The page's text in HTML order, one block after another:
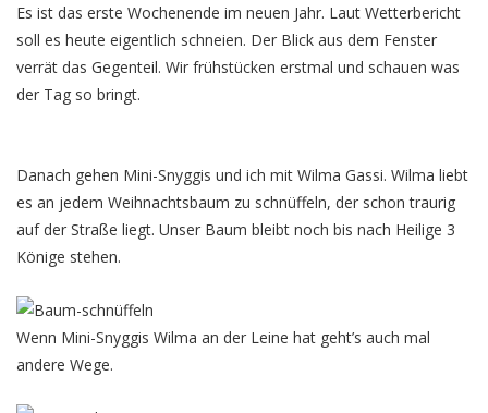
Es ist das erste Wochenende im neuen Jahr. Laut Wetterbericht
soll es heute eigentlich schneien. Der Blick aus dem Fenster
verrät das Gegenteil. Wir frühstücken erstmal und schauen was
der Tag so bringt.
Danach gehen Mini-Snyggis und ich mit Wilma Gassi. Wilma liebt
es an jedem Weihnachtsbaum zu schnüffeln, der schon traurig
auf der Straße liegt. Unser Baum bleibt noch bis nach Heilige 3
Könige stehen.
Wenn Mini-Snyggis Wilma an der Leine hat geht’s auch mal
andere Wege.